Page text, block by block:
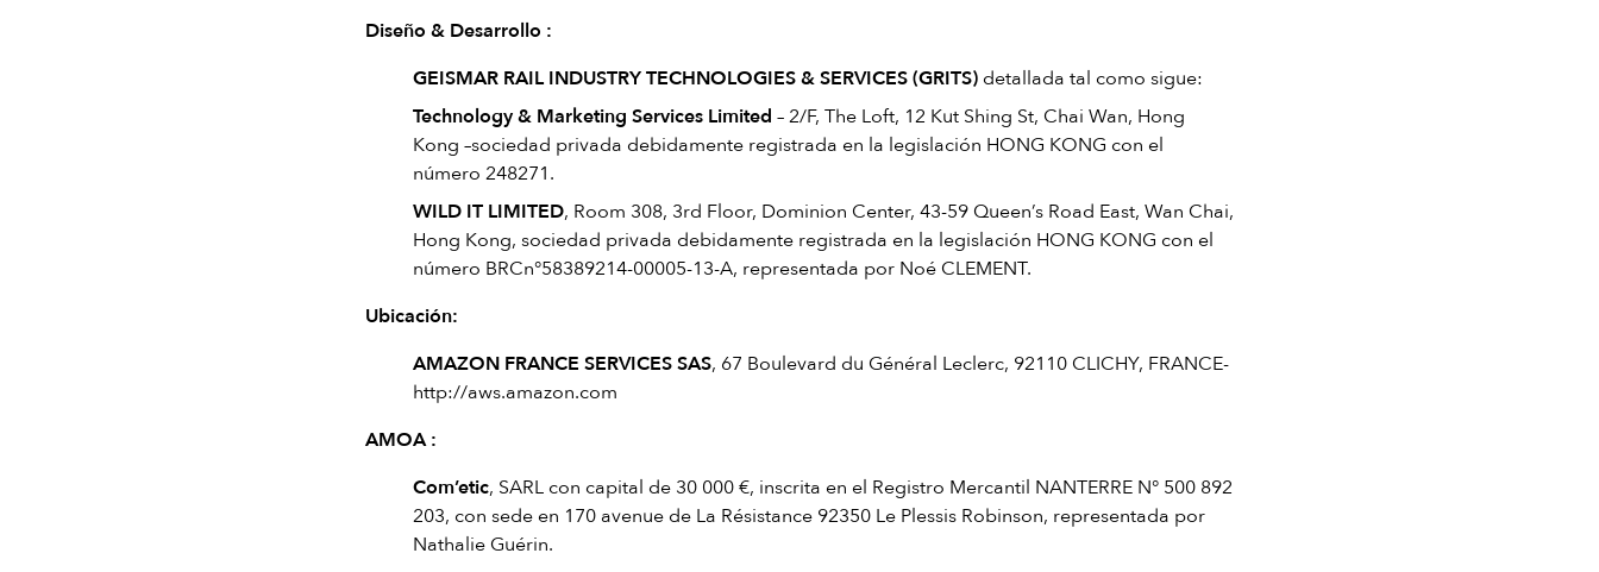
Diseño & Desarrollo :
GEISMAR RAIL INDUSTRY TECHNOLOGIES & SERVICES (GRITS) detallada tal como sigue:
Technology & Marketing Services Limited – 2/F, The Loft, 12 Kut Shing St, Chai Wan, Hong
Kong –sociedad privada debidamente registrada en la legislación HONG KONG con el
número 248271.
WILD IT LIMITED, Room 308, 3rd Floor, Dominion Center, 43-59 Queen’s Road East, Wan Chai,
Hong Kong, sociedad privada debidamente registrada en la legislación HONG KONG con el
número BRCn°58389214-00005-13-A, representada por Noé CLEMENT.
Ubicación:
AMAZON FRANCE SERVICES SAS, 67 Boulevard du Général Leclerc, 92110 CLICHY, FRANCE-
http://aws.amazon.com
AMOA :
Com’etic, SARL con capital de 30 000 €, inscrita en el Registro Mercantil NANTERRE N° 500 892
203, con sede en 170 avenue de La Résistance 92350 Le Plessis Robinson, representada por
Nathalie Guérin.